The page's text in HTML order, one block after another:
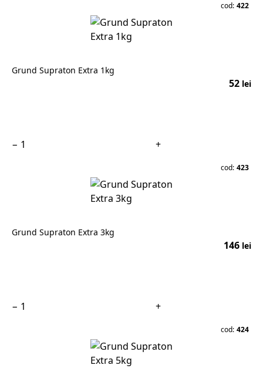
cod: 422
Grund Supraton Extra 1kg
52 lei
− +
cod: 423
Grund Supraton Extra 3kg
146 lei
− +
cod: 424